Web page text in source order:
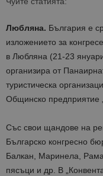
Любляна. България e
изложението за
в Любляна (21-23
организира от
туристическа
Общинско предприятие
Със свои щандове на
Българско конгресно
Балкан, Маринела,
пясъци и др. В